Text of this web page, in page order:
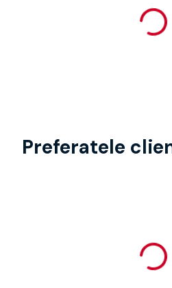
Preferatele